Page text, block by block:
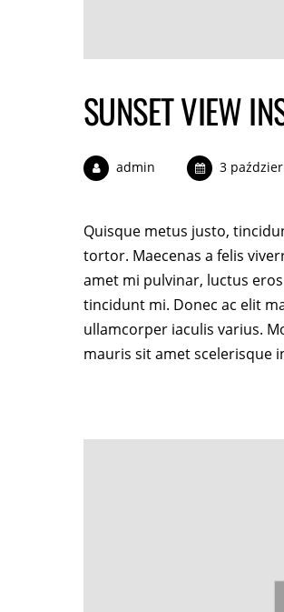
SUNSET VIEW
admin 3
Quisque metus justo,
tortor. Maecenas a felis
amet mi pulvinar, luctus
tincidunt mi. Donec ac elit
ullamcorper iaculis varius.
mauris sit amet scelerisque